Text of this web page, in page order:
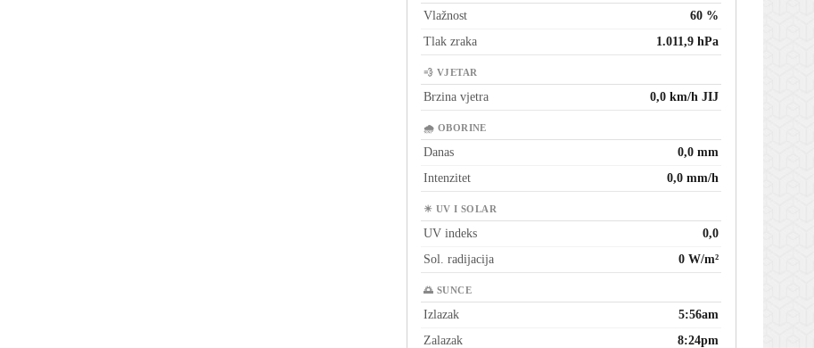
Vlažnost
60 %
Tlak zraka
1.011,9 hPa
💨 VJETAR
Brzina vjetra 0,0 km/h JIJ
🌧 OBORINE
Danas
0,0 mm
Intenzitet
0,0 mm/h
☀ UV I SOLAR
UV indeks
0,0
Sol. radijacija
0 W/m²
🌅 SUNCE
Izlazak
5:56am
Zalazak
8:24pm